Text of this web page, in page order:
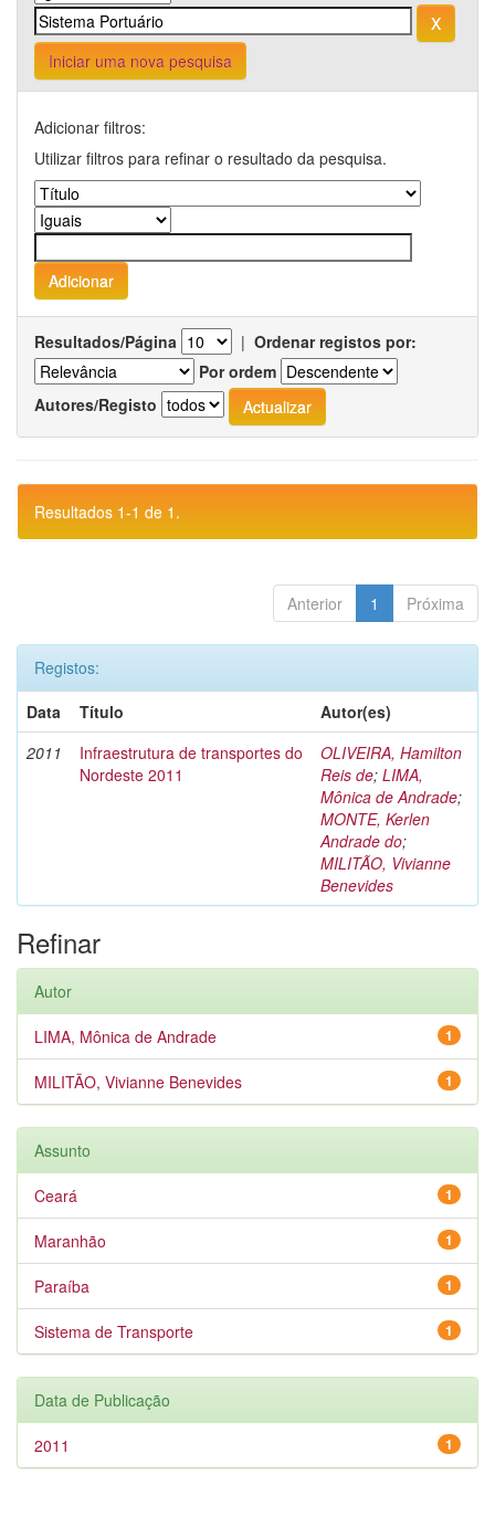
Iniciar uma nova pesquisa
Adicionar filtros:
Utilizar filtros para refinar o resultado da pesquisa.
Resultados/Página | Ordenar registos por:
Por ordem
Autores/Registo
Resultados 1-1 de 1.
Anterior 1 Próxima
Registos:
Data
Título
Autor(es)
2011
Infraestrutura de transportes do
Nordeste 2011
OLIVEIRA, Hamilton
Reis de; LIMA,
Mônica de Andrade;
MONTE, Kerlen
Andrade do;
MILITÃO, Vivianne
Benevides
Refinar
Autor
1
LIMA, Mônica de Andrade
1
MILITÃO, Vivianne Benevides
Assunto
1
Ceará
1
Maranhão
1
Paraíba
1
Sistema de Transporte
Data de Publicação
1
2011